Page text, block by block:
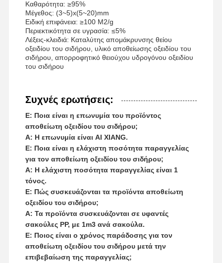
Καθαρότητα: ≥95%
Μέγεθος: (3~5)x(5~20)mm
Ειδική επιφάνεια: ≥100 M2/g
Περιεκτικότητα σε υγρασία: ≤5%
Λέξεις-κλειδιά: Καταλύτης απομάκρυνσης θείου
οξειδίου του σιδήρου, υλικό αποθείωσης οξειδίου του
σιδήρου, απορροφητικό θειούχου υδρογόνου οξειδίου
του σιδήρου
Συχνές ερωτήσεις:
Ε: Ποια είναι η επωνυμία του προϊόντος
αποθείωτη οξειδίου του σιδήρου;
Α: Η επωνυμία είναι AI XIANG.
Ε: Ποια είναι η ελάχιστη ποσότητα παραγγελίας
για τον αποθείωτη οξειδίου του σιδήρου;
Α: Η ελάχιστη ποσότητα παραγγελίας είναι 1
τόνος.
Ε: Πώς συσκευάζονται τα προϊόντα αποθείωτη
οξειδίου του σιδήρου;
Α: Τα προϊόντα συσκευάζονται σε υφαντές
σακούλες PP, με 1m3 ανά σακούλα.
Ε: Ποιος είναι ο χρόνος παράδοσης για τον
αποθείωτη οξειδίου του σιδήρου μετά την
επιβεβαίωση της παραγγελίας;